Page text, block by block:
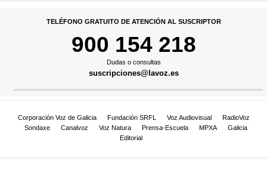
TELÉFONO GRATUITO DE ATENCIÓN AL SUSCRIPTOR
900 154 218
Dudas o consultas
suscripciones@lavoz.es
Corporación Voz de Galicia Fundación SRFL Voz Audiovisual
RadioVoz
Sondaxe
Canalvoz Voz Natura Prensa-Escuela MPXA
Galicia
Editorial